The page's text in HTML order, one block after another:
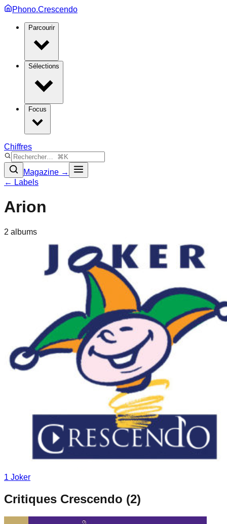
Phono.Crescendo
Parcourir
Sélections
Focus
Chiffres
Magazine →
← Labels
Arion
2 albums
1 Joker
Critiques Crescendo (2)